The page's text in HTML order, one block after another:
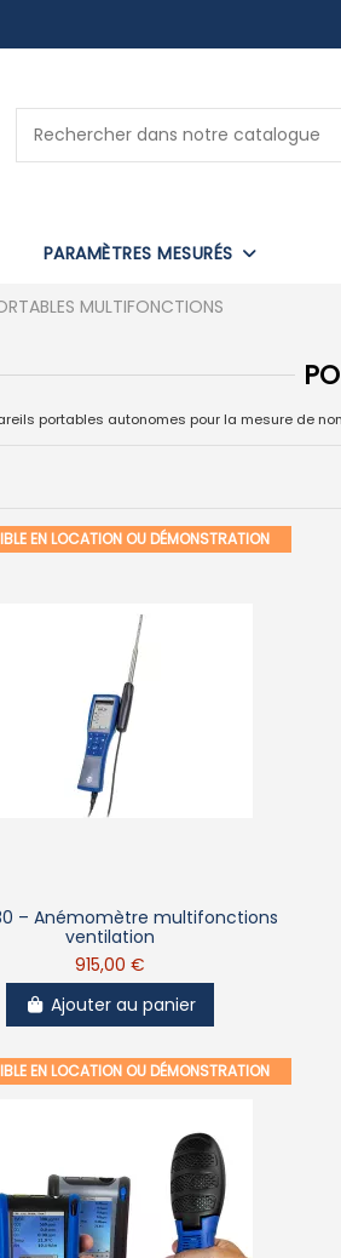
PARAMÈTRES MESURÉS
MULTIFONCTIONS
portables autonomes pour la mesure de
– Anémomètre multifonctions
ventilation
915,00 €
EN LOCATION OU DÉMONSTRATION
Ajouter au panier
EN LOCATION OU DÉMONSTRATION